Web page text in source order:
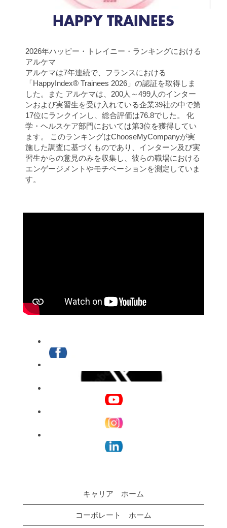
HAPPY TRAINEES
2026年ハッピー・トレイニー・ランキングにおける
アルケマ
アルケマは7年連続で、フランスにおける
「HappyIndex® Trainees 2026」の認証を取得しま
した。また アルケマは、200人～499人のインター
ンおよび実習生を受け入れている企業39社の中で第
17位にランクインし、総合評価は76.8でした。 化
学・ヘルスケア部門においては第3位を獲得してい
ます。 このランキングはChooseMyCompanyが実
施した調査に基づくものであり、インターン及び実
習生からの意見のみを収集し、彼らの職場における
エンゲージメントやモチベーションを測定していま
す。
touch
キャリア ホーム
コーポレート ホーム